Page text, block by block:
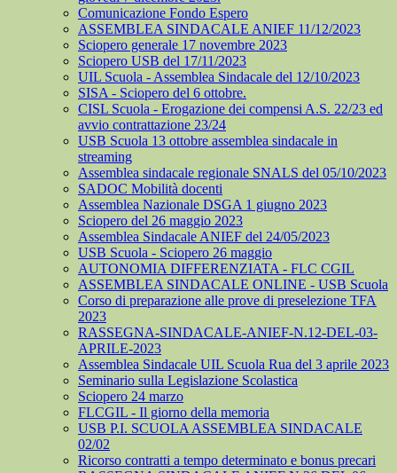
Comunicazione Fondo Espero
ASSEMBLEA SINDACALE ANIEF 11/12/2023
Sciopero generale 17 novembre 2023
Sciopero USB del 17/11/2023
UIL Scuola - Assemblea Sindacale del 12/10/2023
SISA - Sciopero del 6 ottobre.
CISL Scuola - Erogazione dei compensi A.S. 22/23 ed
avvio contrattazione 23/24
USB Scuola 13 ottobre assemblea sindacale in
streaming
Assemblea sindacale regionale SNALS del 05/10/2023
SADOC Mobilità docenti
Assemblea Nazionale DSGA 1 giugno 2023
Sciopero del 26 maggio 2023
Assemblea Sindacale ANIEF del 24/05/2023
USB Scuola - Sciopero 26 maggio
AUTONOMIA DIFFERENZIATA - FLC CGIL
ASSEMBLEA SINDACALE ONLINE - USB Scuola
Corso di preparazione alle prove di preselezione TFA
2023
RASSEGNA-SINDACALE-ANIEF-N.12-DEL-03-
APRILE-2023
Assemblea Sindacale UIL Scuola Rua del 3 aprile 2023
Seminario sulla Legislazione Scolastica
Sciopero 24 marzo
FLCGIL - Il giorno della memoria
USB P.I. SCUOLA ASSEMBLEA SINDACALE
02/02
Ricorso contratti a tempo determinato e bonus precari